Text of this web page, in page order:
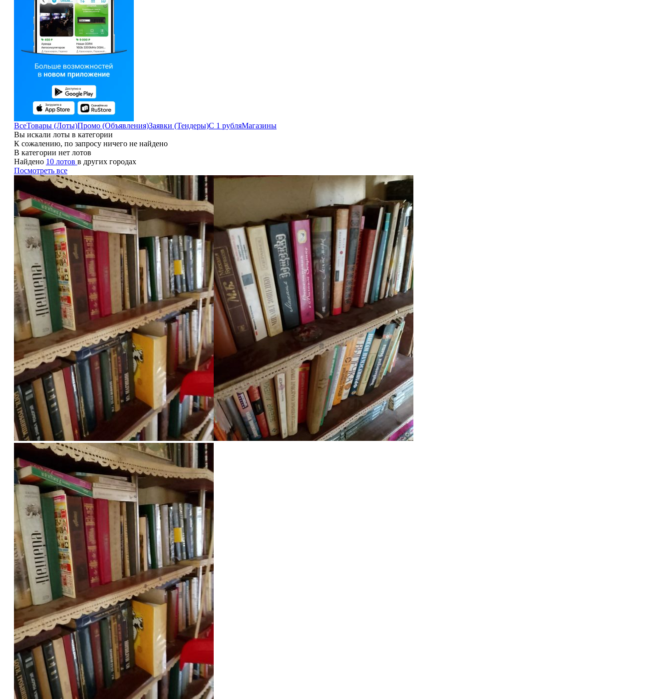
ВсеТовары (Лоты)Промо (Объявления)Заявки (Тендеры)С 1 рубляМагазины
Вы искали лоты в категории
К сожалению, по запросу ничего не найдено
В категории нет лотов
Найдено 10 лотов в других городах
Посмотреть все